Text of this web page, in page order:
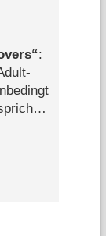
:
–